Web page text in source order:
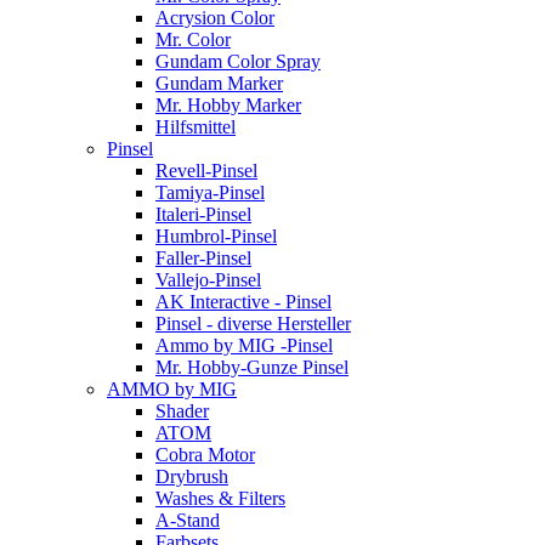
Acrysion Color
Mr. Color
Gundam Color Spray
Gundam Marker
Mr. Hobby Marker
Hilfsmittel
Pinsel
Revell-Pinsel
Tamiya-Pinsel
Italeri-Pinsel
Humbrol-Pinsel
Faller-Pinsel
Vallejo-Pinsel
AK Interactive - Pinsel
Pinsel - diverse Hersteller
Ammo by MIG -Pinsel
Mr. Hobby-Gunze Pinsel
AMMO by MIG
Shader
ATOM
Cobra Motor
Drybrush
Washes & Filters
A-Stand